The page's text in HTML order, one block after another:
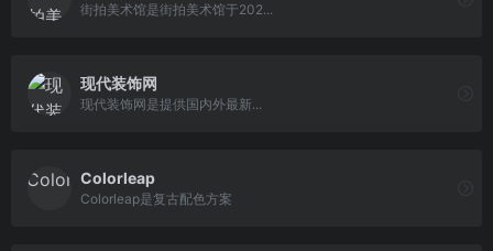
街拍美术馆是街拍美术馆于202...
现代装饰网
现代装饰网是提供国内外最新...
Colorleap
Colorleap是复古配色方案